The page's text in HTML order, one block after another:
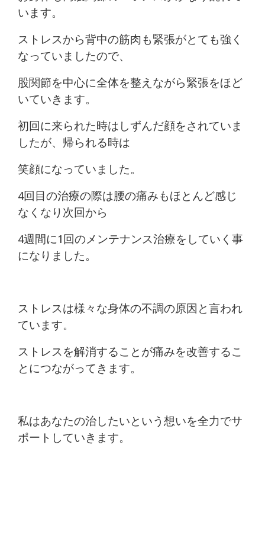
います。
ストレスから背中の筋肉も緊張がとても強く
なっていましたので、
股関節を中心に全体を整えながら緊張をほど
いていきます。
初回に来られた時はしずんだ顔をされていま
したが、帰られる時は
笑顔になっていました。
4回目の治療の際は腰の痛みもほとんど感じ
なくなり次回から
4週間に1回のメンテナンス治療をしていく事
になりました。
ストレスは様々な身体の不調の原因と言われ
ています。
ストレスを解消することが痛みを改善するこ
とにつながってきます。
私はあなたの治したいという想いを全力でサ
ポートしていきます。